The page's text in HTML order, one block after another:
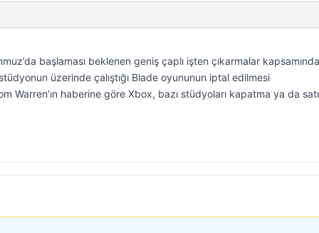
başlaması beklenen geniş çaplı işten çıkarmalar kapsamında
üzerinde çalıştığı Blade oyununun iptal edilmesi
Warren’ın haberine göre Xbox, bazı stüdyoları kapatma ya da